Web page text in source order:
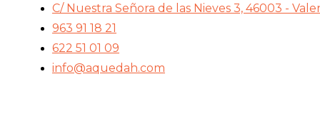
C/ Nuestra Señora de las Nieves 3, 46003 -
963 91 18 21
622 51 01 09
info@aquedah.com